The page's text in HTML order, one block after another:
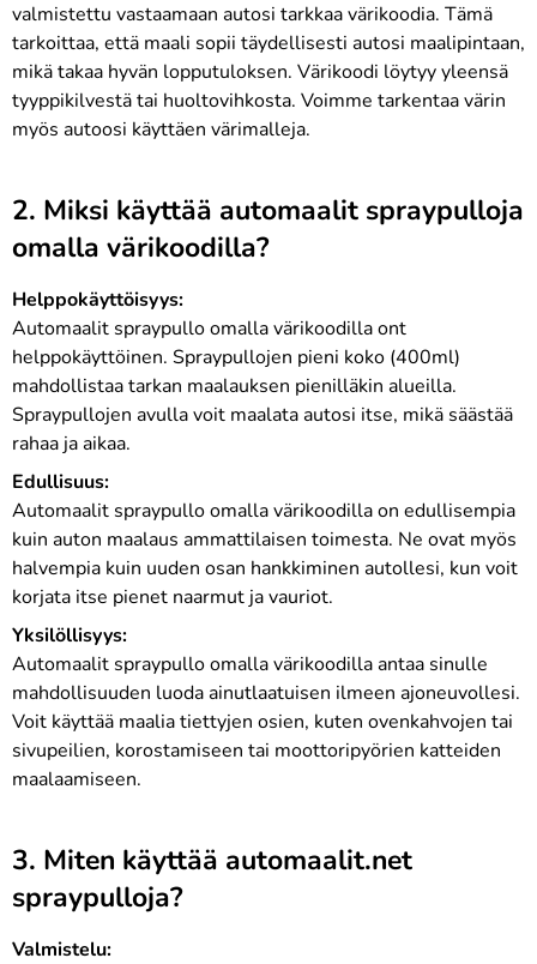
valmistettu vastaamaan autosi tarkkaa värikoodia. Tämä
tarkoittaa, että maali sopii täydellisesti autosi maalipintaan,
mikä takaa hyvän lopputuloksen. Värikoodi löytyy yleensä
tyyppikilvestä tai huoltovihkosta. Voimme tarkentaa värin
myös autoosi käyttäen värimalleja.
2. Miksi käyttää automaalit spraypulloja
omalla värikoodilla?
Helppokäyttöisyys:
Automaalit spraypullo omalla värikoodilla ont
helppokäyttöinen. Spraypullojen pieni koko (400ml)
mahdollistaa tarkan maalauksen pienilläkin alueilla.
Spraypullojen avulla voit maalata autosi itse, mikä säästää
rahaa ja aikaa.
Edullisuus:
Automaalit spraypullo omalla värikoodilla on edullisempia
kuin auton maalaus ammattilaisen toimesta. Ne ovat myös
halvempia kuin uuden osan hankkiminen autollesi, kun voit
korjata itse pienet naarmut ja vauriot.
Yksilöllisyys:
Automaalit spraypullo omalla värikoodilla antaa sinulle
mahdollisuuden luoda ainutlaatuisen ilmeen ajoneuvollesi.
Voit käyttää maalia tiettyjen osien, kuten ovenkahvojen tai
sivupeilien, korostamiseen tai moottoripyörien katteiden
maalaamiseen.
3. Miten käyttää automaalit.net
spraypulloja?
Valmistelu: